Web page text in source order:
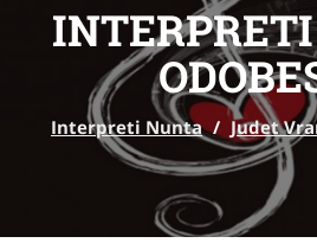
Interpreti Nunta / Judet